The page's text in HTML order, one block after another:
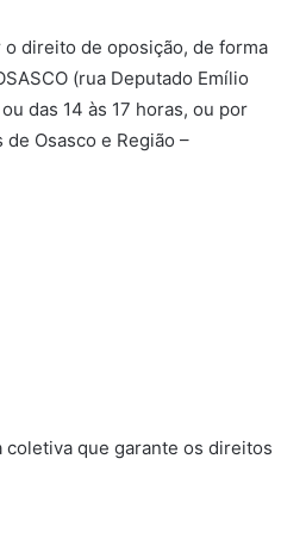
direito de oposição, de forma
(rua Deputado Emílio
das 14 às 17 horas, ou por
Osasco e Região –
coletiva que garante os direitos